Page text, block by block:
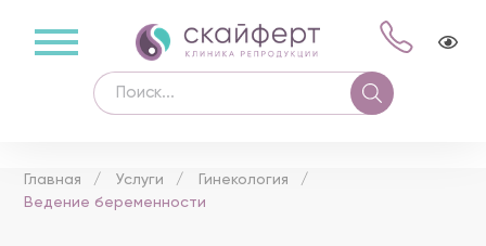
Главная Услуги
Гинекология
Ведение беременности